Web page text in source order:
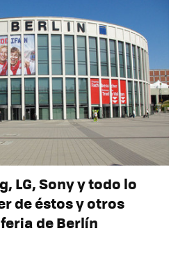
LG, Sony y todo lo
de éstos y otros
de Berlín